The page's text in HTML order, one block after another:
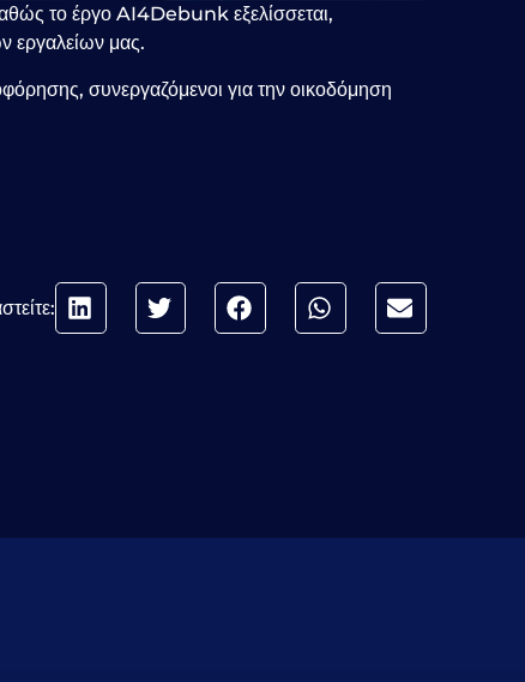
το έργο AI4Debunk εξελίσσεται,
εργαλείων μας.
συνεργαζόμενοι για την οικοδόμηση